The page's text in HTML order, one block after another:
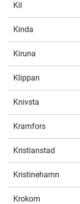
Kil
Kinda
Kiruna
Klippan
Knivsta
Kramfors
Kristianstad
Kristinehamn
Krokom